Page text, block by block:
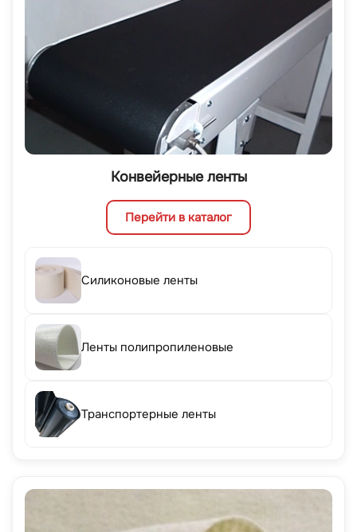
Конвейерные ленты
Перейти в каталог
Силиконовые ленты
Ленты полипропиленовые
Транспортерные ленты